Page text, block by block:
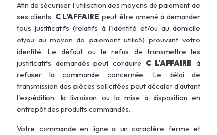
Afin de sécuriser l'utilisation des moyens de paiement de
ses clients, C L'AFFAIRE peut être amené à demander
tous justificatifs (relatifs à l'identité et/ou au domicile
et/ou au moyen de paiement utilisé) prouvant votre
identité. Le défaut ou le refus de transmettre les
justificatifs demandés peut conduire C L'AFFAIRE à
refuser la commande concernée. Le délai de
transmission des pièces sollicitées peut décaler d'autant
l'expédition, la livraison ou la mise à disposition en
entrepôt des produits commandés.
Votre commande en ligne a un caractère ferme et